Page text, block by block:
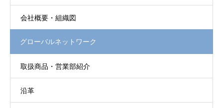
会社概要・組織図
グローバルネットワーク
取扱商品・営業部紹介
沿革